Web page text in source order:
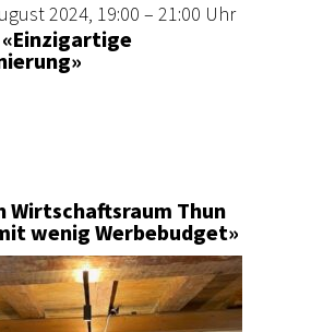
2024, 19:00 – 21:00 Uhr
Wirtschaftsraum Thun
wenig Werbebudget»